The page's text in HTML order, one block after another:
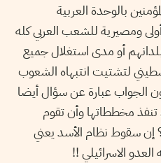
بالوحدة العربية
ومصيرية للشعب العربي كله
أو مدى استغلال جميع
لتشتيت انتبهاه الشعوب
الجواب عبارة عن سؤال أيضا
مخططاتها وأن تقوم
إن سقوط نظام الأسد يعني
الاسرائيلي !!